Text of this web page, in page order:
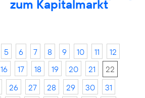
zum Kapitalmarkt
5 6 7 8 9 10 11
12
16 17 18 19 20 21
22
26 27 28 29 30
31